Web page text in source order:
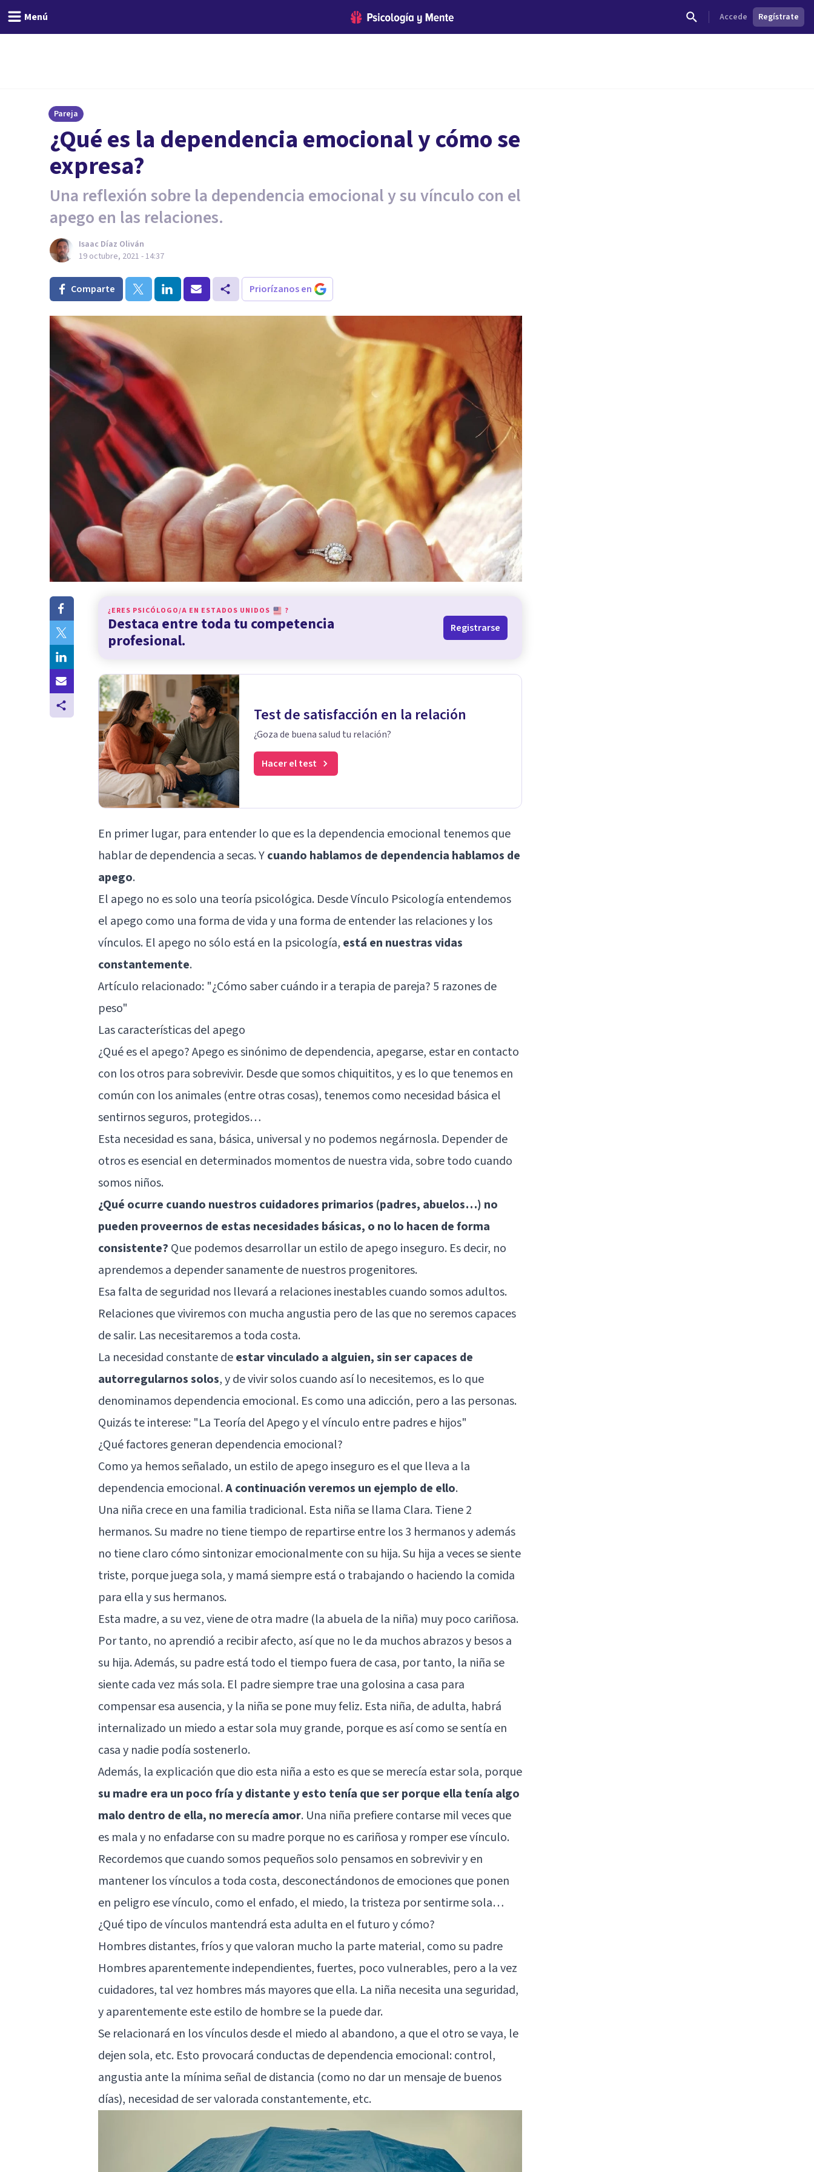
Menú Accede Regístrate
Pareja
¿Qué es la dependencia emocional y cómo se
expresa?
Una reflexión sobre la dependencia emocional y su vínculo con el
apego en las relaciones.
Isaac Díaz Oliván
19 octubre, 2021 - 14:37
Comparte Priorízanos en
¿ERES PSICÓLOGO/A EN ESTADOS UNIDOS ?
Destaca entre toda tu competencia
profesional.
Registrarse
Test de satisfacción en la relación
¿Goza de buena salud tu relación?
Hacer el test
En primer lugar, para entender lo que es la dependencia emocional tenemos que
hablar de dependencia a secas. Ycuando hablamos de dependencia hablamos de
apego.
El apego no es solo una teoría psicológica. Desde Vínculo Psicología entendemos
el apego como una forma de vida y una forma de entender las relaciones y los
vínculos. El apego no sólo está en la psicología, está en nuestras vidas
constantemente.
Artículo relacionado: "¿Cómo saber cuándo ir a terapia de pareja? 5 razones de
peso"
Las características del apego
¿Qué es el apego? Apego es sinónimo de dependencia, apegarse, estar en contacto
con los otros para sobrevivir. Desde que somos chiquititos, y es lo que tenemos en
común con los animales (entre otras cosas), tenemos como necesidad básica el
sentirnos seguros, protegidos…
Esta necesidad es sana, básica, universal y no podemos negárnosla. Depender de
otros es esencial en determinados momentos de nuestra vida, sobre todo cuando
somos niños.
¿Qué ocurre cuando nuestros cuidadores primarios (padres, abuelos…) no
pueden proveernos de estas necesidades básicas, o no lo hacen de forma
consistente? Que podemos desarrollar un estilo de apego inseguro. Es decir, no
aprendemos a depender sanamente de nuestros progenitores.
Esa falta de seguridad nos llevará a relaciones inestables cuando somos adultos.
Relaciones que viviremos con mucha angustia pero de las que no seremos capaces
de salir. Las necesitaremos a toda costa.
La necesidad constante deestar vinculado a alguien, sin ser capaces de
autorregularnos solos, y de vivir solos cuando así lo necesitemos, es lo que
denominamos dependencia emocional. Es como una adicción, pero a las personas.
Quizás te interese: "La Teoría del Apego y el vínculo entre padres e hijos"
¿Qué factores generan dependencia emocional?
Como ya hemos señalado, un estilo de apego inseguro es el que lleva a la
dependencia emocional.A continuación veremos un ejemplo de ello.
Una niña crece en una familia tradicional. Esta niña se llama Clara. Tiene 2
hermanos. Su madre no tiene tiempo de repartirse entre los 3 hermanos y además
no tiene claro cómo sintonizar emocionalmente con su hija. Su hija a veces se siente
triste, porque juega sola, y mamá siempre está o trabajando o haciendo la comida
para ella y sus hermanos.
Esta madre, a su vez, viene de otra madre (la abuela de la niña) muy poco cariñosa.
Por tanto, no aprendió a recibir afecto, así que no le da muchos abrazos y besos a
su hija. Además, su padre está todo el tiempo fuera de casa, por tanto, la niña se
siente cada vez más sola. El padre siempre trae una golosina a casa para
compensar esa ausencia, y la niña se pone muy feliz. Esta niña, de adulta, habrá
internalizado un miedo a estar sola muy grande, porque es así como se sentía en
casa y nadie podía sostenerlo.
Además, la explicación que dio esta niña a esto es que se merecía estar sola, porque
su madre era un poco fría y distante y esto tenía que ser porque ella tenía algo
malo dentro de ella, no merecía amor. Una niña prefiere contarse mil veces que
es mala y no enfadarse con su madre porque no es cariñosa y romper ese vínculo.
Recordemos que cuando somos pequeños solo pensamos en sobrevivir y en
mantener los vínculos a toda costa, desconectándonos de emociones que ponen
en peligro ese vínculo, como el enfado, el miedo, la tristeza por sentirme sola…
¿Qué tipo de vínculos mantendrá esta adulta en el futuro y cómo?
Hombres distantes, fríos y que valoran mucho la parte material, como su padre
Hombres aparentemente independientes, fuertes, poco vulnerables, pero a la vez
cuidadores, tal vez hombres más mayores que ella. La niña necesita una seguridad,
y aparentemente este estilo de hombre se la puede dar.
Se relacionará en los vínculos desde el miedo al abandono, a que el otro se vaya, le
dejen sola, etc. Esto provocará conductas de dependencia emocional: control,
angustia ante la mínima señal de distancia (como no dar un mensaje de buenos
días), necesidad de ser valorada constantemente, etc.